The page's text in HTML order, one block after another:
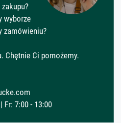
wyborze
zamówieniu?
Chętnie Ci pomożemy.
Fr: 7:00 - 13:00